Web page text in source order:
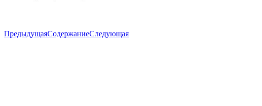
ПредыдущаяСодержаниеСледующая